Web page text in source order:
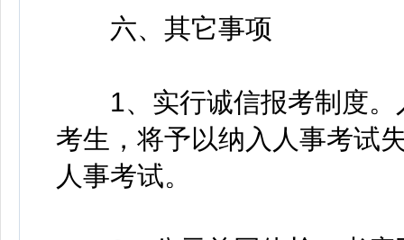
六、其它事项
1、实行诚信报考制度。
考生，将予以纳入人事考试
人事考试。